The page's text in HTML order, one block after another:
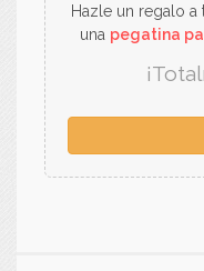
Hazle un regalo a
una pegatina